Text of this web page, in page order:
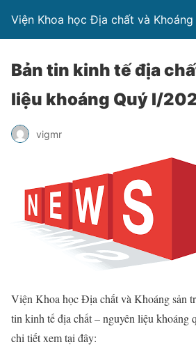
Viện Khoa học Địa chất và Khoáng
Bản tin kinh tế địa
liệu khoáng Quý I/
vigmr
Viện Khoa học Địa chất và Khoáng sản
tin kinh tế địa chất – nguyên liệu khoáng
chi tiết xem tại đây: